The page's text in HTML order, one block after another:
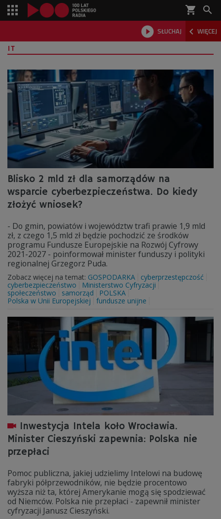
shopping_cart 
 SŁUCHAJ  WIĘCEJ

IT
Blisko 2 mld zł dla samorządów na
wsparcie cyberbezpieczeństwa. Do kiedy
złożyć wniosek?
- Do gmin, powiatów i województw trafi prawie 1,9 mld
zł, z czego 1,5 mld zł będzie pochodzić ze środków
programu Fundusze Europejskie na Rozwój Cyfrowy
2021-2027 - poinformował minister funduszy i polityki
regionalnej Grzegorz Puda.
Zobacz więcej na temat: GOSPODARKA
cyberprzestępczość
cyberbezpieczeństwo
Ministerstwo Cyfryzacji
społeczeństwo
samorząd
POLSKA
Polska w Unii Europejskiej
fundusze unijne
Inwestycja Intela koło Wrocławia.
Minister Cieszyński zapewnia: Polska nie
przepłaci
Pomoc publiczna, jakiej udzielimy Intelowi na budowę
fabryki półprzewodników, nie będzie procentowo
wyższa niż ta, której Amerykanie mogą się spodziewać
od Niemców. Polska nie przepłaci - zapewnił minister
cyfryzacji Janusz Cieszyński.